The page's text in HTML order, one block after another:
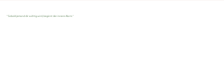
"Sobald jemand dir wichtig wird, beginnt der innere Alarm."